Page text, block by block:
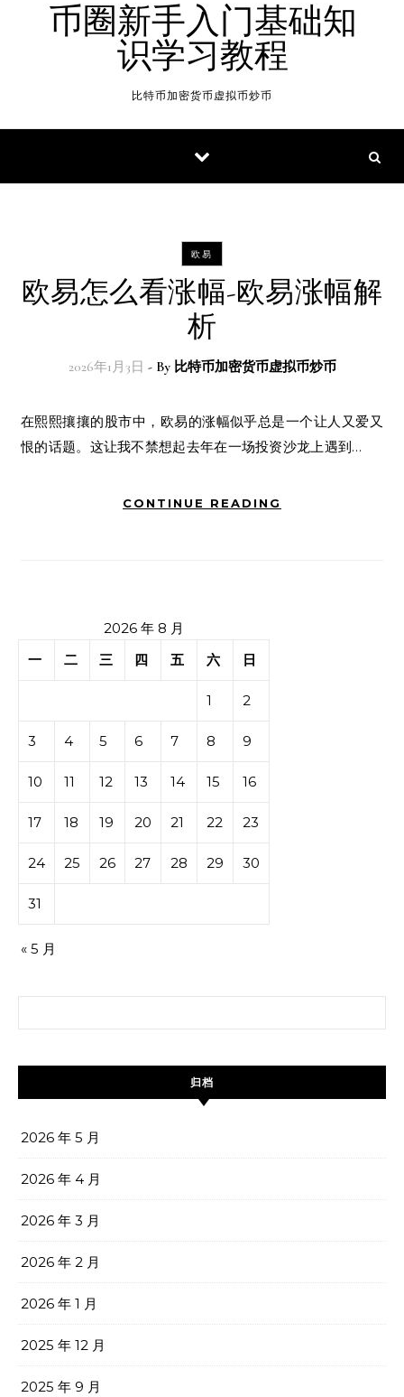
币圈新手入门基础知
识学习教程
比特币加密货币虚拟币炒币
欧易
欧易怎么看涨幅-欧易涨幅解
析
2026年1月3日 - By 比特币加密货币虚拟币炒币
在熙熙攘攘的股市中，欧易的涨幅似乎总是一个让人又爱又
恨的话题。这让我不禁想起去年在一场投资沙龙上遇到…
CONTINUE READING
2026 年 8 月
一
二 三 四 五 六 日
1 2
3 4 5 6 7 8 9
10 11 12 13 14 15 16
17 18 19 20 21 22 23
24 25 26 27 28 29 30
31
« 5 月
归档
2026 年 5 月
2026 年 4 月
2026 年 3 月
2026 年 2 月
2026 年 1 月
2025 年 12 月
2025 年 9 月